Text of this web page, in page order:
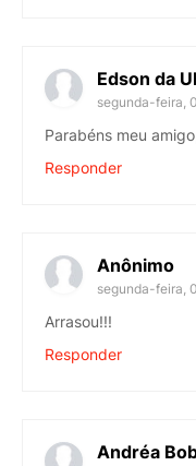
Edson da
segunda-feira,
Parabéns meu
Responder
Anônimo
segunda-feira,
Arrasou!!!
Responder
Andréa